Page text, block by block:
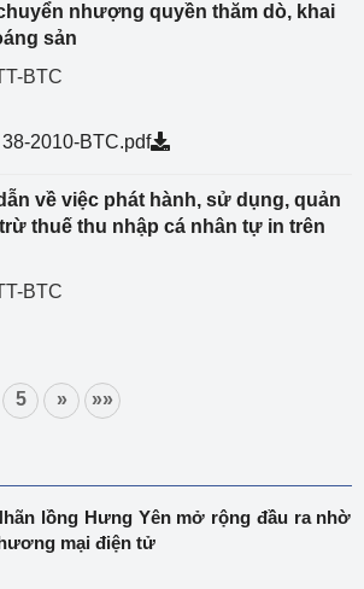
nhượng quyền thăm dò, khai
sản
BTC
2010-BTC.pdf
về việc phát hành, sử dụng, quản
thuế thu nhập cá nhân tự in trên
BTC
5 » »»
lồng Hưng Yên mở rộng đầu ra nhờ
mại điện tử